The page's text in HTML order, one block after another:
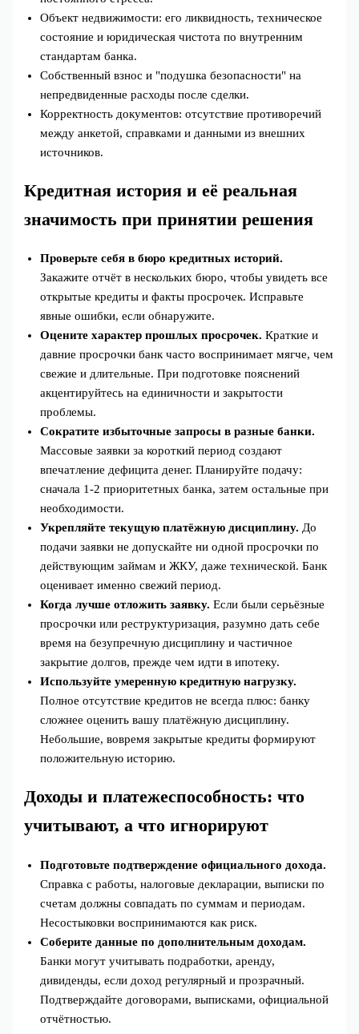
Объект недвижимости: его ликвидность, техническое
состояние и юридическая чистота по внутренним
стандартам банка.
Собственный взнос и "подушка безопасности" на
непредвиденные расходы после сделки.
Корректность документов: отсутствие противоречий
между анкетой, справками и данными из внешних
источников.
Кредитная история и её реальная
значимость при принятии решения
Проверьте себя в бюро кредитных историй.
Закажите отчёт в нескольких бюро, чтобы увидеть все
открытые кредиты и факты просрочек. Исправьте
явные ошибки, если обнаружите.
Оцените характер прошлых просрочек. Краткие и
давние просрочки банк часто воспринимает мягче, чем
свежие и длительные. При подготовке пояснений
акцентируйтесь на единичности и закрытости
проблемы.
Сократите избыточные запросы в разные банки.
Массовые заявки за короткий период создают
впечатление дефицита денег. Планируйте подачу:
сначала 1-2 приоритетных банка, затем остальные при
необходимости.
Укрепляйте текущую платёжную дисциплину. До
подачи заявки не допускайте ни одной просрочки по
действующим займам и ЖКУ, даже технической. Банк
оценивает именно свежий период.
Когда лучше отложить заявку. Если были серьёзные
просрочки или реструктуризация, разумно дать себе
время на безупречную дисциплину и частичное
закрытие долгов, прежде чем идти в ипотеку.
Используйте умеренную кредитную нагрузку.
Полное отсутствие кредитов не всегда плюс: банку
сложнее оценить вашу платёжную дисциплину.
Небольшие, вовремя закрытые кредиты формируют
положительную историю.
Доходы и платежеспособность: что
учитывают, а что игнорируют
Подготовьте подтверждение официального дохода.
Справка с работы, налоговые декларации, выписки по
счетам должны совпадать по суммам и периодам.
Несостыковки воспринимаются как риск.
Соберите данные по дополнительным доходам.
Банки могут учитывать подработки, аренду,
дивиденды, если доход регулярный и прозрачный.
Подтверждайте договорами, выписками, официальной
отчётностью.